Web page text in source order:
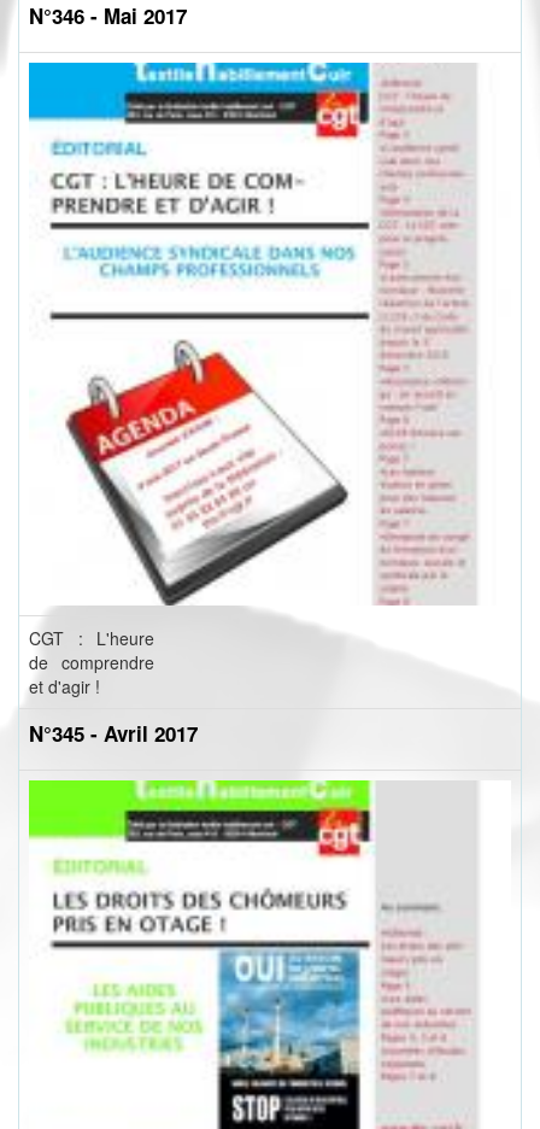
N°346 - Mai 2017
CGT : L'heure
de comprendre
et d'agir !
N°345 - Avril 2017